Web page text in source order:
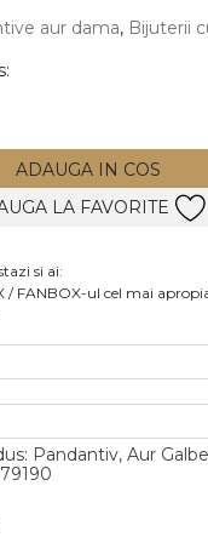
aur dama, Bijuterii
ADAUGA IN COS
LA FAVORITE
si ai:
/ FANBOX-ul cel mai
Pandantiv, Aur